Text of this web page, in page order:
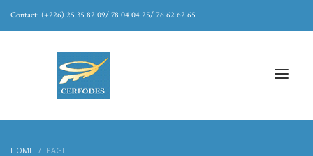
Contact: (+226) 25 35 82 09/ 78 04 04 25/ 76 62 62 65
HOME PAGE